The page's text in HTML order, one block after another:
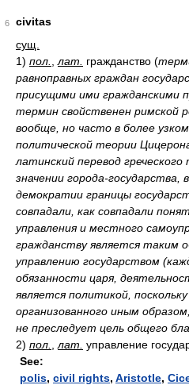
6
civitas
сущ.
1) пол. лат. гражданство (
равноправных граждан
присущими ими гражданскими
термин свойственен римской
вообще, но часто в более
политической теории
латинский перевод
значении города-
демократии границы
совпадали, как совпадали
управления и местного
гражданству является таким
управлению государством
обязанности царя,
является политикой,
организованного иным
не преследует цель общего
2) пол. лат. управление
See:
polis, civil rights, Aristotle,